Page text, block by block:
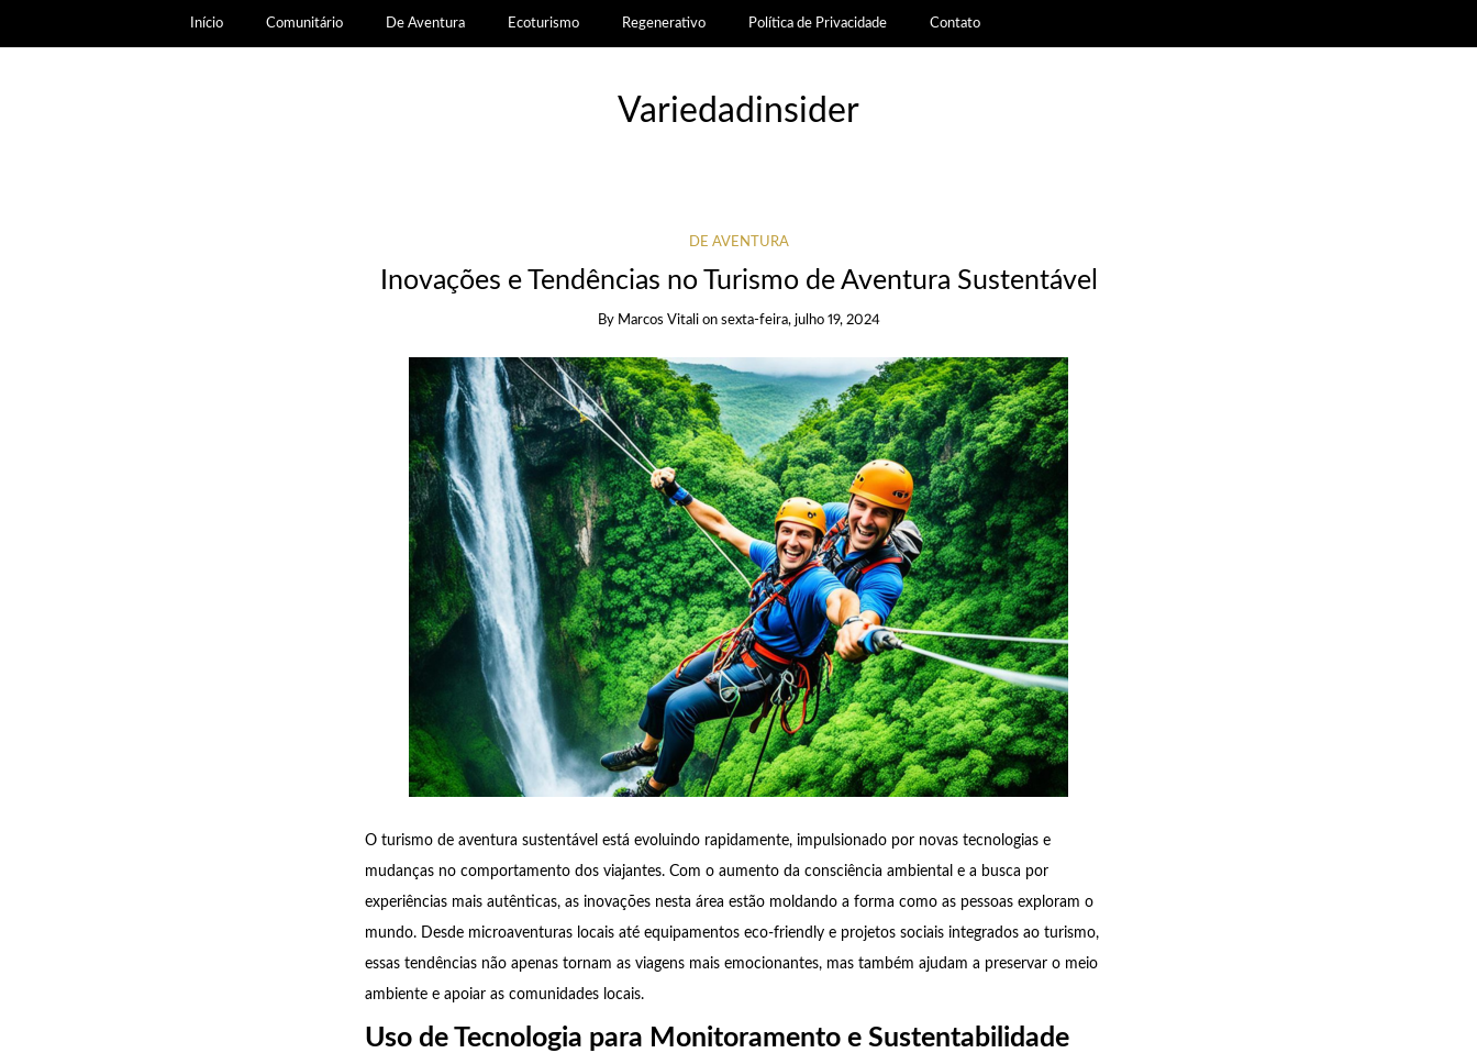
Início Comunitário De Aventura Ecoturismo Regenerativo Política de Privacidade Contato
Variedadinsider
DE AVENTURA
Inovações e Tendências no Turismo de Aventura Sustentável
By Marcos Vitali on sexta-feira, julho 19, 2024
O turismo de aventura sustentável está evoluindo rapidamente, impulsionado por novas tecnologias e
mudanças no comportamento dos viajantes. Com o aumento da consciência ambiental e a busca por
experiências mais autênticas, as inovações nesta área estão moldando a forma como as pessoas exploram o
mundo. Desde microaventuras locais até equipamentos eco-friendly e projetos sociais integrados ao turismo,
essas tendências não apenas tornam as viagens mais emocionantes, mas também ajudam a preservar o meio
ambiente e apoiar as comunidades locais.
Uso de Tecnologia para Monitoramento e Sustentabilidade